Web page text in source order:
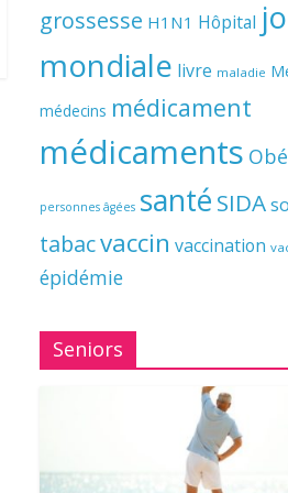
grossesse H1N1 Hôpital
mondiale livre maladie
médecins médicament
médicaments
personnes âgées santé SIDA
tabacvaccin vaccination
épidémie
Seniors